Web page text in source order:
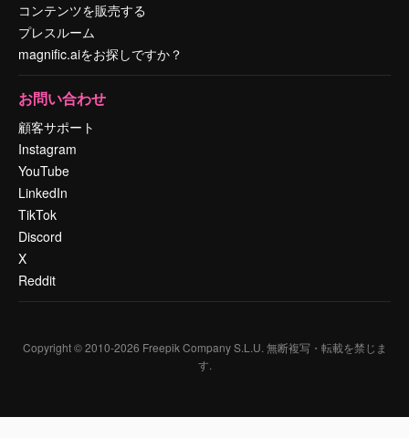
コンテンツを販売する
プレスルーム
magnific.aiをお探しですか？
お問い合わせ
顧客サポート
Instagram
YouTube
LinkedIn
TikTok
Discord
X
Reddit
Copyright © 2010-2026 Freepik Company S.L.U. 無断複写・転載を禁じま
す.